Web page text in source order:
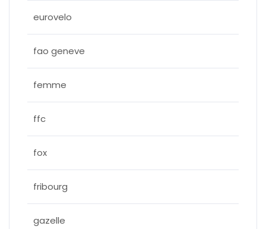
eurovelo
fao geneve
femme
ffc
fox
fribourg
gazelle